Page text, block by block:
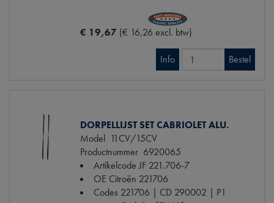
€ 19,67 (€ 16,26 excl. btw)
Info Bestel
DORPELLIJST SET CABRIOLET ALU.
Model 11CV/15CV
Productnummer 6920065
Artikelcode JF 221.706-7
OE Citroën 221706
Codes 221706 | CD 290002 | P1